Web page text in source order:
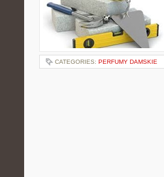
CATEGORIES: PERFUMY DAMSKIE